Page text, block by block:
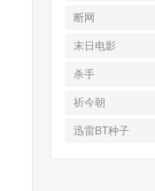
断网
末日电影
杀手
祈今朝
迅雷BT种子